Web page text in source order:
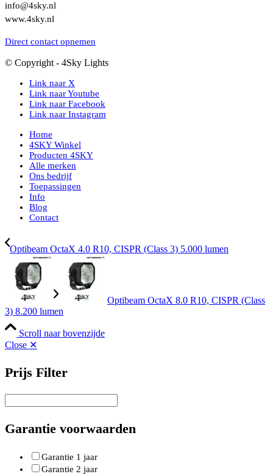
info@4sky.nl
www.4sky.nl
Direct contact opnemen
© Copyright - 4Sky Lights
Link naar X
Link naar Youtube
Link naar Facebook
Link naar Instagram
Home
4SKY Winkel
Producten 4SKY
Alle merken
Ons bedrijf
Toepassingen
Info
Blog
Contact
Optibeam OctaX 4.0 R10, CISPR (Class 3) 5.000 lumen
Optibeam OctaX 8.0 R10, CISPR (Class
3) 8.200 lumen
Scroll naar bovenzijde
Close ✕
Prijs Filter
Garantie voorwaarden
Garantie 1 jaar
Garantie 2 jaar